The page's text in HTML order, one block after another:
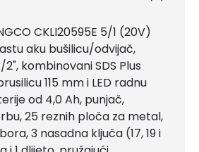
CKLI20595E 5/1 (20V)
aku bušilicu/odvijač,
kombinovani SDS Plus
115 mm i LED radnu
od 4,0 Ah, punjač,
25 reznih ploča za metal,
3 nasadna ključa (17, 19 i